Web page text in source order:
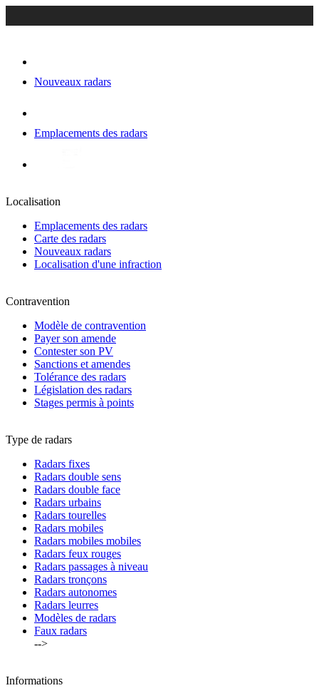
Nouveaux radars
Emplacements des radars
Localisation
Emplacements des radars
Carte des radars
Nouveaux radars
Localisation d'une infraction
Contravention
Modèle de contravention
Payer son amende
Contester son PV
Sanctions et amendes
Tolérance des radars
Législation des radars
Stages permis à points
Type de radars
Radars fixes
Radars double sens
Radars double face
Radars urbains
Radars tourelles
Radars mobiles
Radars mobiles mobiles
Radars feux rouges
Radars passages à niveau
Radars tronçons
Radars autonomes
Radars leurres
Modèles de radars
Faux radars
-->
Informations